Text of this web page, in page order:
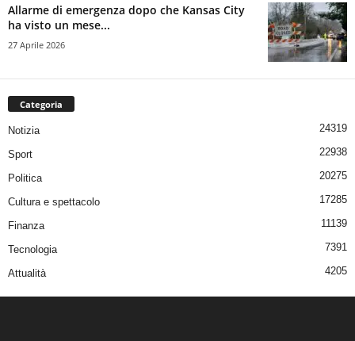
Allarme di emergenza dopo che Kansas City
ha visto un mese...
27 Aprile 2026
Categoria
Notizia 24319
Sport 22938
Politica 20275
Cultura e spettacolo 17285
Finanza 11139
Tecnologia 7391
Attualità 4205